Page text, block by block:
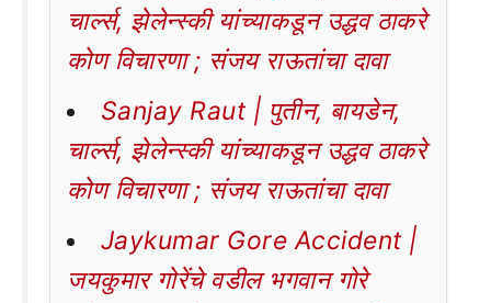
चार्ल्स, झेलेन्स्की यांच्याकडून उद्धव ठाकरे
कोण विचारणा ; संजय राऊतांचा दावा
Sanjay Raut | पुतीन, बायडेन,
चार्ल्स, झेलेन्स्की यांच्याकडून उद्धव ठाकरे
कोण विचारणा ; संजय राऊतांचा दावा
Jaykumar Gore Accident |
जयकुमार गोरेंचे वडील भगवान गोरे